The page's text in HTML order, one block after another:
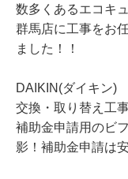
数多くあるエコキ
群馬店に工事をお
ました！！
DAIKIN(ダイキン)
交換・取り替え工
補助金申請用のビ
影！補助金申請は